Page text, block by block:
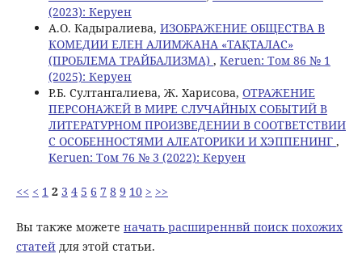
(2023): Керуен
А.О. Кадыралиева, ИЗОБРАЖЕНИЕ ОБЩЕСТВА В
КОМЕДИИ ЕЛЕН АЛИМЖАНА «ТАҚТАЛАС»
(ПРОБЛЕМА ТРАЙБАЛИЗМА) , Keruen: Том 86 № 1
(2025): Керуен
Р.Б. Султангалиева, Ж. Харисова, ОТРАЖЕНИЕ
ПЕРСОНАЖЕЙ В МИРЕ СЛУЧАЙНЫХ СОБЫТИЙ В
ЛИТЕРАТУРНОМ ПРОИЗВЕДЕНИИ В СООТВЕТСТВИИ
С ОСОБЕННОСТЯМИ АЛЕАТОРИКИ И ХЭППЕНИНГ ,
Keruen: Том 76 № 3 (2022): Керуен
<< < 1 2 3 4 5 6 7 8 9 10 > >>
Вы также можете начать расширеннвй поиск похожих
статейдля этой статьи.